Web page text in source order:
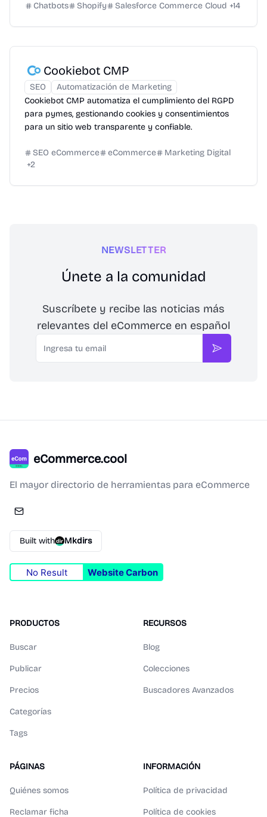
Chatbots Shopify Salesforce Commerce Cloud +14
Cookiebot CMP
SEO
Automatización de Marketing
Cookiebot CMP automatiza el cumplimiento del RGPD
para pymes, gestionando cookies y consentimientos
para un sitio web transparente y confiable.
SEO eCommerce eCommerce
Marketing Digital
+2
NEWSLETTER
Únete a la comunidad
Suscríbete y recibe las noticias más
relevantes del eCommerce en español
Email
Suscribirse
eCommerce.cool
El mayor directorio de herramientas para eCommerce
Built with Mkdirs
No Result Website Carbon
PRODUCTOS
Buscar
Publicar
Precios
Categorías
Tags
RECURSOS
Blog
Colecciones
Buscadores Avanzados
PÁGINAS
Quiénes somos
Reclamar ficha
INFORMACIÓN
Política de privacidad
Política de cookies